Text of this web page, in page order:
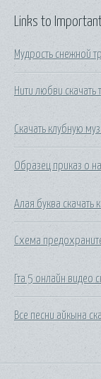
Links to
Мудрость снежной
Нити любви скачать
Скачать клубную
Образец приказ о
Алая буква скачать
Схема
Гта 5 онлайн видео
Все песни айкына